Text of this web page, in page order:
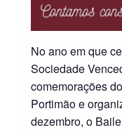
No ano em que
Sociedade
comemorações
Portimão e
dezembro, o